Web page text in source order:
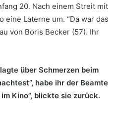
20. Nach einem Streit mit
eine Laterne um. “Da war das
von Boris Becker (57). Ihr
über Schmerzen beim
habe ihr der Beamte
Kino”, blickte sie zurück.